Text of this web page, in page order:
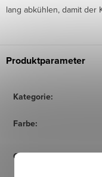
lang abkühlen, damit der
Produktparameter
Kategorie:
Farbe:
Qualität: